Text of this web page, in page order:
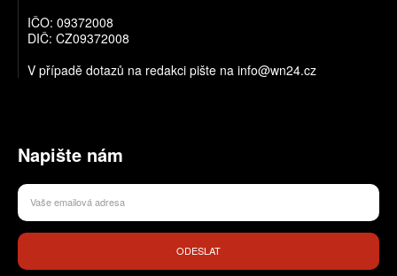
IČO: 09372008
DIČ: CZ09372008
V případě dotazů na redakci pište na info@wn24.cz
Napište nám
ODESLAT